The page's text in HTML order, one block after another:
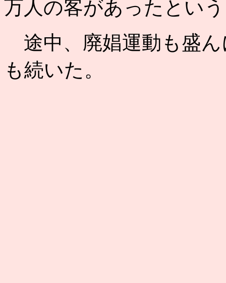
万人の客があったとい
途中、廃娼運動も盛
も続いた。